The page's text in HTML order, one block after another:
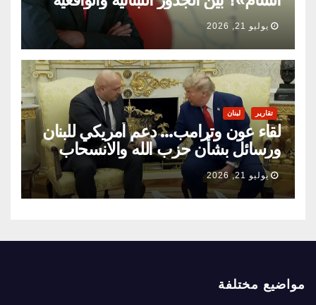
السياسية
يوليو 21, 2026
تقارير لبنان
لقاء عون وترامب… دعم أمريكي للبنان
ورسائل بشأن حزب الله والانسحاب
الإسرائيلي
يوليو 21, 2026
مواضيع مختلفة